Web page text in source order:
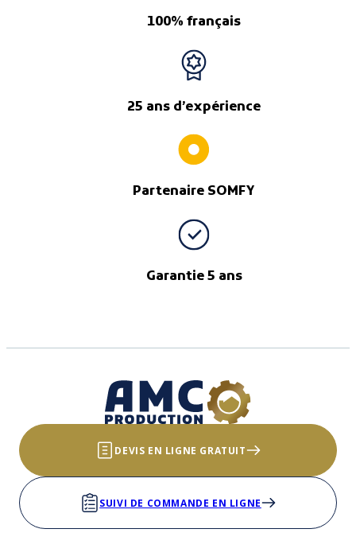
100% français
25 ans d’expérience
Partenaire SOMFY
Garantie 5 ans
DEVIS EN LIGNE GRATUIT
SUIVI DE COMMANDE EN LIGNE